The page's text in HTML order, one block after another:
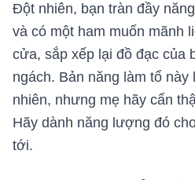
Đột nhiên, bạn tràn đầy
và có một ham muốn mãnh
cửa, sắp xếp lại đồ đạc của
ngách. Bản năng làm tổ
nhiên, nhưng mẹ hãy cẩn
Hãy dành năng lượng đó
tới.